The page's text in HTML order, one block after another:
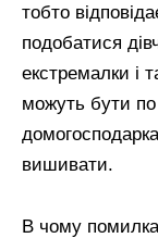
тобто
подобатися
екстремалки і
можуть бути по
вишивати.
В чому